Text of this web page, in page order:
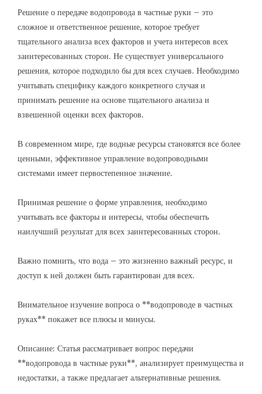
Решение о передаче водопровода в частные руки – это
сложное и ответственное решение, которое требует
тщательного анализа всех факторов и учета интересов всех
заинтересованных сторон. Не существует универсального
решения, которое подходило бы для всех случаев. Необходимо
учитывать специфику каждого конкретного случая и
принимать решение на основе тщательного анализа и
взвешенной оценки всех факторов.
В современном мире, где водные ресурсы становятся все более
ценными, эффективное управление водопроводными
системами имеет первостепенное значение.
Принимая решение о форме управления, необходимо
учитывать все факторы и интересы, чтобы обеспечить
наилучший результат для всех заинтересованных сторон.
Важно помнить, что вода – это жизненно важный ресурс, и
доступ к ней должен быть гарантирован для всех.
Внимательное изучение вопроса о **водопроводе в частных
руках** покажет все плюсы и минусы.
Описание: Статья рассматривает вопрос передачи
**водопровода в частные руки**, анализирует преимущества и
недостатки, а также предлагает альтернативные решения.